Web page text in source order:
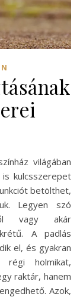
kulcsszerepet
betölthet,
Legyen szó
vagy akár
A padlás
el, és gyakran
régi holmikat,
raktár, hanem
Azok,